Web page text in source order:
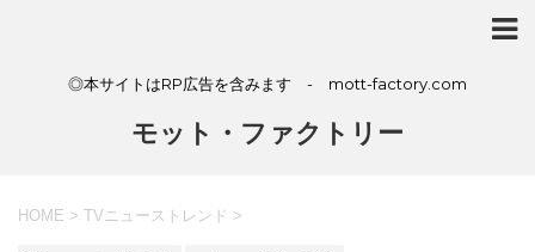
◎本サイトはRP広告を含みます - mott-factory.com
モット・ファクトリー
HOME > TVニューストレンド >